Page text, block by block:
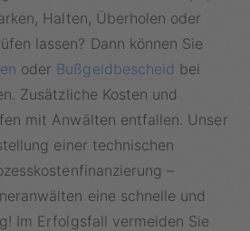
Halten, Überholen oder
lassen? Dann können Sie
oder Bußgeldbescheid bei
Zusätzliche Kosten und
mit Anwälten entfallen. Unser
einer technischen
–
eine schnelle und
Im Erfolgsfall vermeiden Sie